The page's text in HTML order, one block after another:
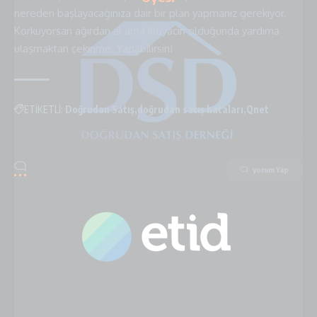
nereden başlayacağınıza dair bir plan yapmanız gerekiyor.
Korkuyorsan ağırdan al ama ihtiyacın olduğunda yardıma
ulaşmaktan çekinme. Yapabilirsin!
ETİKETLİ: Doğrudan Satış doğrudan satış hataları Qnet
yorum Yap